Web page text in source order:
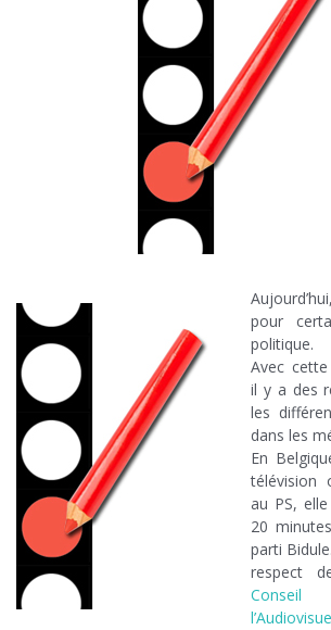
pour
politique.
Avec
il y a des
les
dans les
En
télévision
au PS,
20
parti
respect